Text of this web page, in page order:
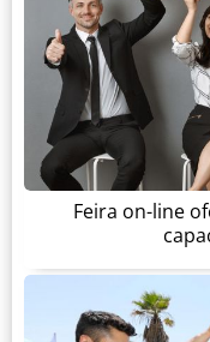
Feira on-line